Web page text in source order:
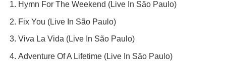
Hymn For The Weekend (Live In São Paulo)
Fix You (Live In São Paulo)
Viva La Vida (Live In São Paulo)
Adventure Of A Lifetime (Live In São Paulo)